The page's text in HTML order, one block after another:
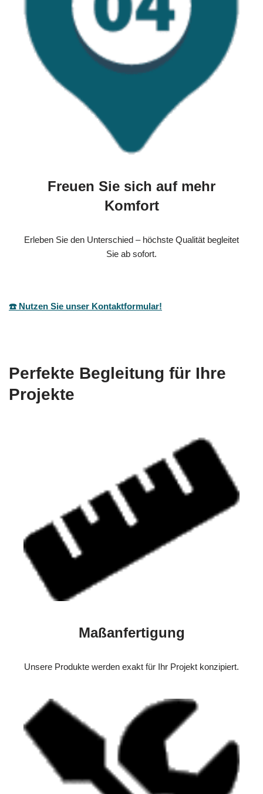
Freuen Sie sich auf mehr
Komfort
Erleben Sie den Unterschied – höchste Qualität begleitet
Sie ab sofort.
☎️ Nutzen Sie unser Kontaktformular!
Perfekte Begleitung für Ihre
Projekte
Maßanfertigung
Unsere Produkte werden exakt für Ihr Projekt konzipiert.